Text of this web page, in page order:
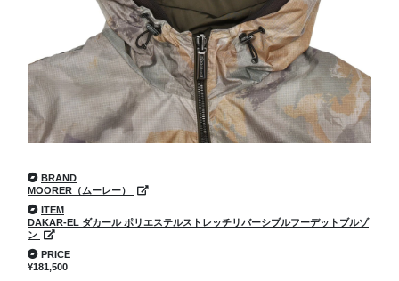
BRAND
MOORER（ムーレー）
ITEM
DAKAR-EL ダカール ポリエステルストレッチリバーシブルフーデットブルゾ
ン
PRICE
¥181,500